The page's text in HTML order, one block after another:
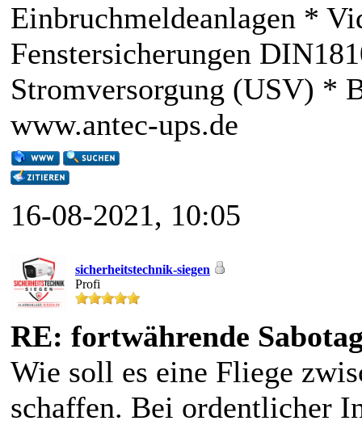
Einbruchmeldeanlagen *
Fenstersicherungen
Stromversorgung (USV) *
www.antec-ups.de
16-08-2021, 10:05
sicherheitstechnik-siegen
Profi
RE: fortwährende
Wie soll es eine Fliege
schaffen. Bei ordentlicher